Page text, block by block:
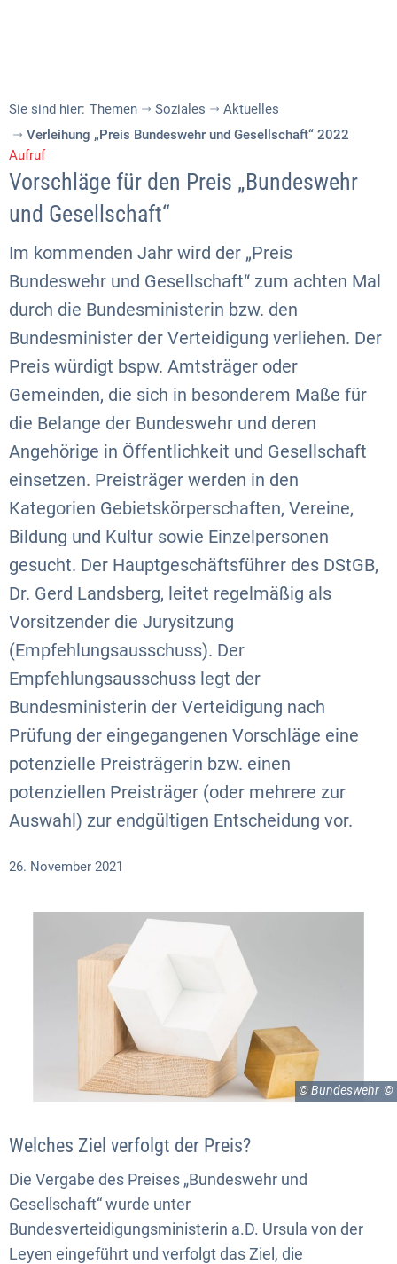
Sie sind hier: Themen Soziales
Aktuelles
Verleihung „Preis Bundeswehr und Gesellschaft“ 2022
Aufruf
Vorschläge für den Preis „Bundeswehr
und Gesellschaft“
Im kommenden Jahr wird der „Preis
Bundeswehr und Gesellschaft“ zum achten Mal
durch die Bundesministerin bzw. den
Bundesminister der Verteidigung verliehen. Der
Preis würdigt bspw. Amtsträger oder
Gemeinden, die sich in besonderem Maße für
die Belange der Bundeswehr und deren
Angehörige in Öffentlichkeit und Gesellschaft
einsetzen. Preisträger werden in den
Kategorien Gebietskörperschaften, Vereine,
Bildung und Kultur sowie Einzelpersonen
gesucht. Der Hauptgeschäftsführer des DStGB,
Dr. Gerd Landsberg, leitet regelmäßig als
Vorsitzender die Jurysitzung
(Empfehlungsausschuss). Der
Empfehlungsausschuss legt der
Bundesministerin der Verteidigung nach
Prüfung der eingegangenen Vorschläge eine
potenzielle Preisträgerin bzw. einen
potenziellen Preisträger (oder mehrere zur
Auswahl) zur endgültigen Entscheidung vor.
26. November 2021
© Bundeswehr
Welches Ziel verfolgt der Preis?
Die Vergabe des Preises „Bundeswehr und
Gesellschaft“ wurde unter
Bundesverteidigungsministerin a.D. Ursula von der
Leyen eingeführt und verfolgt das Ziel, die